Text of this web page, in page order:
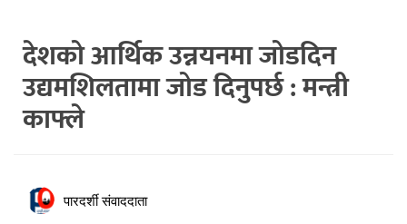
खबर
समाचार
खाेज
माडी
खबर
देशको आर्थिक उन्नयनमा जोडदिन
उद्यमशिलतामा जोड दिनुपर्छ : मन्त्री
काफ्ले
पारदर्शी संवाददाता